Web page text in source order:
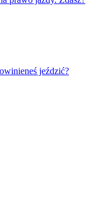
jeździć?